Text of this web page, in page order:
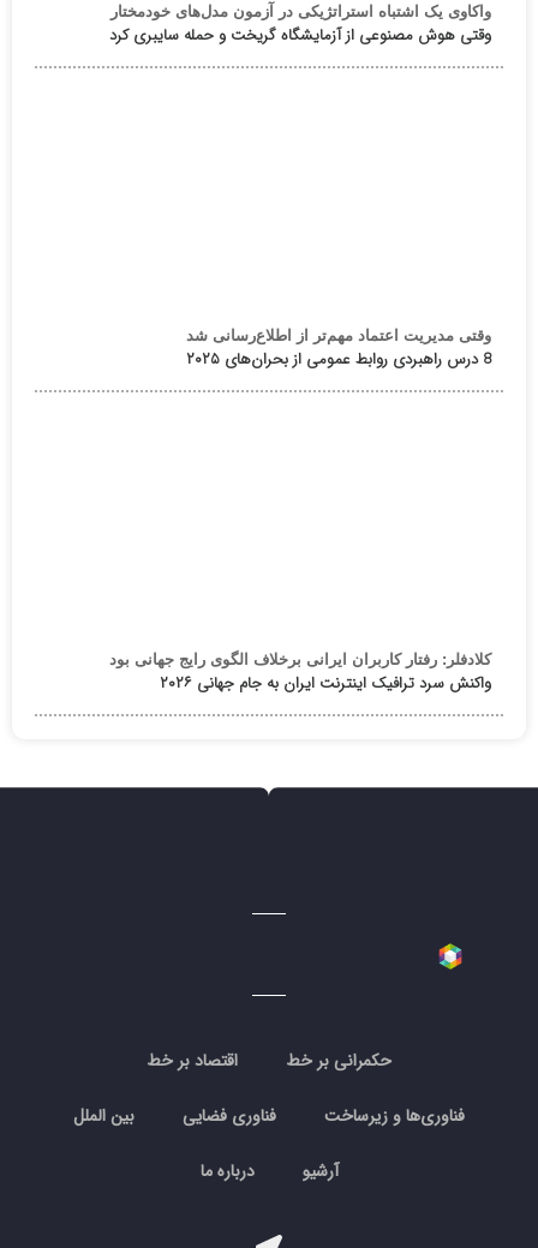
واکاوی یک اشتباه استراتژیکی در آزمون مدل‌های خودمختار
وقتی هوش مصنوعی از آزمایشگاه گریخت و حمله سایبری کرد
وقتی مدیریت اعتماد مهم‌تر از اطلاع‌رسانی شد
8 درس راهبردی روابط عمومی از بحران‌های ۲۰۲۵
کلادفلر: رفتار کاربران ایرانی برخلاف الگوی رایج جهانی بود
واکنش سرد ترافیک اینترنت ایران به جام جهانی ۲۰۲۶
حکمرانی بر خط اقتصاد بر خط
فناوری‌ها و زیرساخت فناوری فضایی بین الملل
آرشیو درباره ما